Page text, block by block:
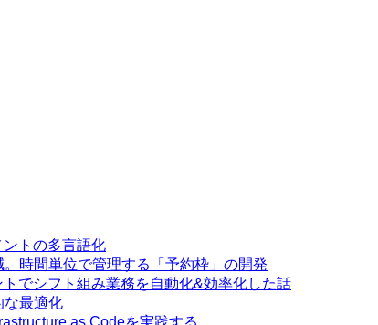
トの多言語化
時間単位で管理する「予約枠」の開発
でシフト組み業務を自動化&効率化した話
な最適化
as Codeを実践する